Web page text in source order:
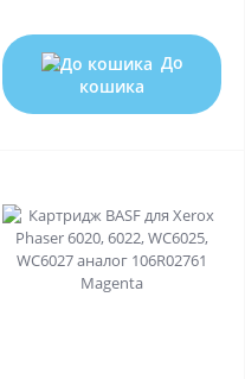
До
кошика